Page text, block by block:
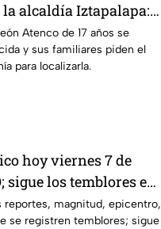
la alcaldía Iztapalapa:
Atenco de 17 años se
y sus familiares piden el
para localizarla.
hoy viernes 7 de
sigue los temblores en
reportes, magnitud, epicentro,
se registren temblores; sigue